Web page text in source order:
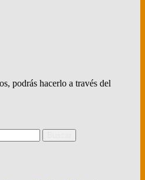
podrás hacerlo a través del